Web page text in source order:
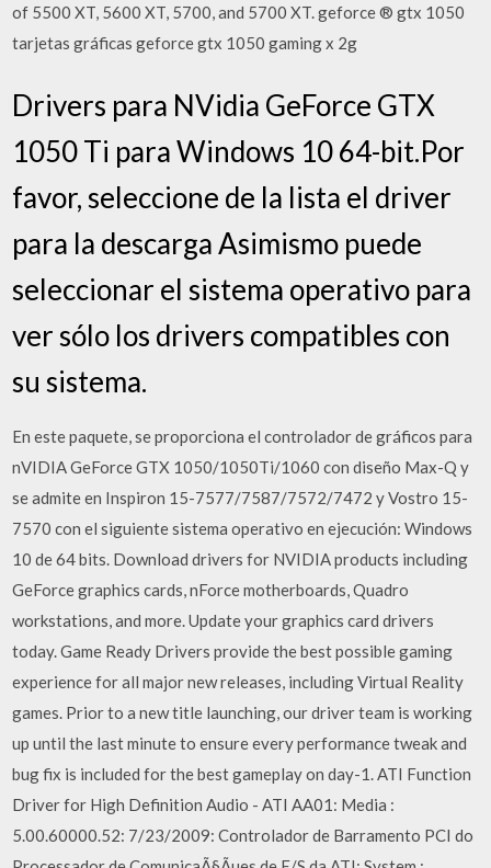
of 5500 XT, 5600 XT, 5700, and 5700 XT. geforce ® gtx 1050
tarjetas gráficas geforce gtx 1050 gaming x 2g
Drivers para NVidia GeForce GTX
1050 Ti para Windows 10 64-bit.Por
favor, seleccione de la lista el driver
para la descarga Asimismo puede
seleccionar el sistema operativo para
ver sólo los drivers compatibles con
su sistema.
En este paquete, se proporciona el controlador de gráficos para
nVIDIA GeForce GTX 1050/1050Ti/1060 con diseño Max-Q y
se admite en Inspiron 15-7577/7587/7572/7472 y Vostro 15-
7570 con el siguiente sistema operativo en ejecución: Windows
10 de 64 bits. Download drivers for NVIDIA products including
GeForce graphics cards, nForce motherboards, Quadro
workstations, and more. Update your graphics card drivers
today. Game Ready Drivers provide the best possible gaming
experience for all major new releases, including Virtual Reality
games. Prior to a new title launching, our driver team is working
up until the last minute to ensure every performance tweak and
bug fix is included for the best gameplay on day-1. ATI Function
Driver for High Definition Audio - ATI AA01: Media :
5.00.60000.52: 7/23/2009: Controlador de Barramento PCI do